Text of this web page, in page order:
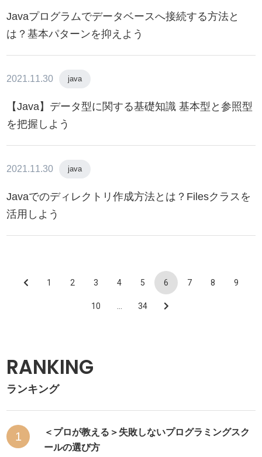
Javaプログラムでデータベースへ接続する方法と
は？基本パターンを抑えよう
2021.11.30 java
【Java】データ型に関する基礎知識 基本型と参照型
を把握しよう
2021.11.30 java
Javaでのディレクトリ作成方法とは？Filesクラスを
活用しよう
1 2 3 4 5 6 7 8 9
10 34
RANKING
ランキング
1
＜プロが教える＞失敗しないプログラミングスク
ールの選び方